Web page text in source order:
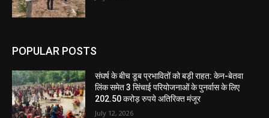
POPULAR POSTS
संघर्ष के बीच डूब प्रभावितों को बड़ी राहत: केन-बेतवा
लिंक समेत 3 सिंचाई परियोजनाओं के पुनर्वास के लिए
202.50 करोड़ रुपये अतिरिक्त मंजूर
July 12, 2026